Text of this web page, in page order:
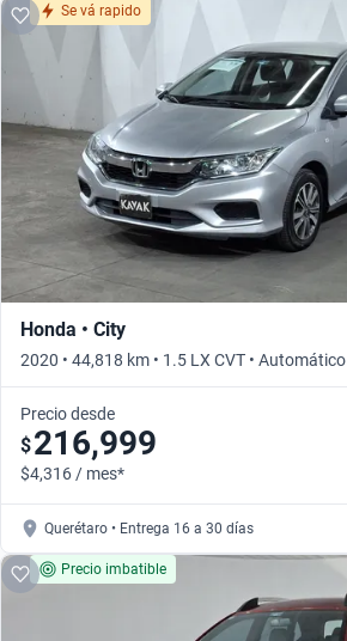
Se vá rapido
Honda • City
2020 • 44,818 km • 1.5 LX CVT • Automático
Precio desde
$216,999
$4,316 / mes*
Querétaro • Entrega 16 a 30 días
Precio imbatible